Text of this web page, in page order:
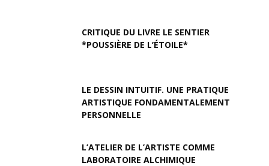
CRITIQUE DU LIVRE LE SENTIER
*POUSSIÈRE DE L’ÉTOILE*
LE DESSIN INTUITIF. UNE PRATIQUE
ARTISTIQUE FONDAMENTALEMENT
PERSONNELLE
L’ATELIER DE L’ARTISTE COMME
LABORATOIRE ALCHIMIQUE